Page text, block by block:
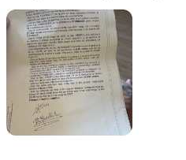
bahwa saya telah ditipu